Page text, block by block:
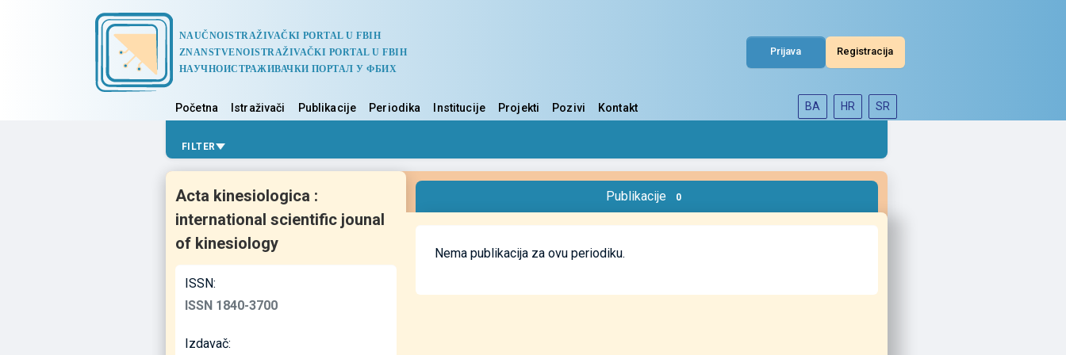
NAUČNOISTRAŽIVAČKI PORTAL U FBIH
ZNANSTVENOISTRAŽIVAČKI PORTAL U FBIH
НАУЧНОИСТРАЖИВАЧКИ ПОРТАЛ У ФБИХ
Prijava Registracija
Početna Istraživači Publikacije Periodika Institucije Projekti Pozivi Kontakt BA HR SR
FILTER
Acta kinesiologica :
international scientific jounal
of kinesiology
ISSN:
ISSN 1840-3700
Izdavač:
Publikacije 0
Nema publikacija za ovu periodiku.